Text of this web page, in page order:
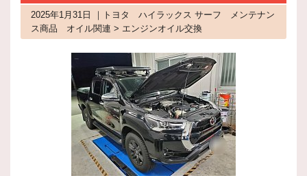
2025年1月31日 ｜トヨタ ハイラックス サーフ メンテナン
ス商品 オイル関連 > エンジンオイル交換